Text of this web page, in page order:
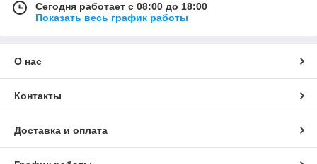
Сегодня работает с 08:00 до 18:00
Показать весь график работы
О нас
Контакты
Доставка и оплата